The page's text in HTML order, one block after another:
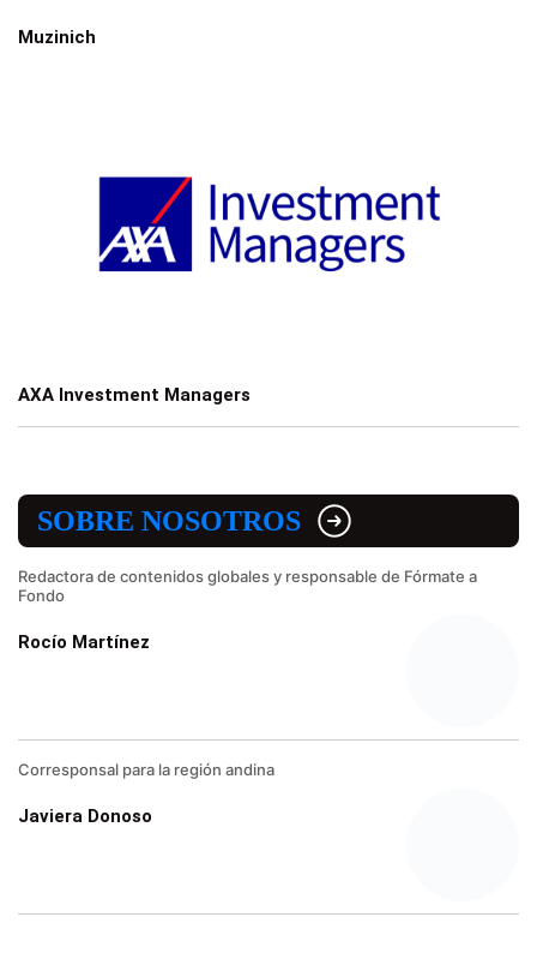
Muzinich
AXA Investment Managers
SOBRE NOSOTROS
Redactora de contenidos globales y responsable de Fórmate a
Fondo
Rocío Martínez
Corresponsal para la región andina
Javiera Donoso